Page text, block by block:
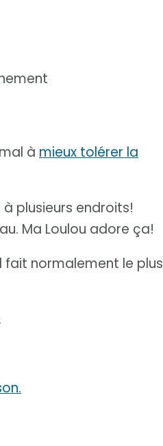
à mieux tolérer la
plusieurs endroits!
Ma Loulou adore ça!
fait normalement le plus